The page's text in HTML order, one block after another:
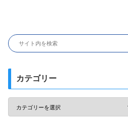
カテゴリー